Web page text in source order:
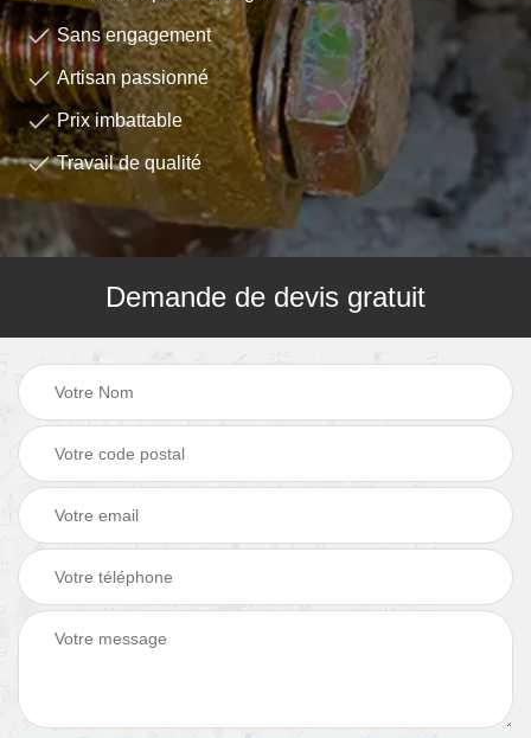
Sans engagement
Artisan passionné
Prix imbattable
Travail de qualité
Demande de devis gratuit